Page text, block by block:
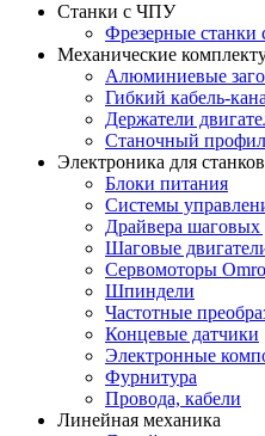
Станки с ЧПУ
Фрезерные
Механические
Алюминиевые
Гибкий кабель-
Держатели
Станочный
Электроника для
Блоки питания
Системы
Драйвера шаговых
Шаговые
Сервомоторы
Шпиндели
Частотные
Концевые датчики
Электронные
Фурнитура
Провода, кабели
Линейная механика